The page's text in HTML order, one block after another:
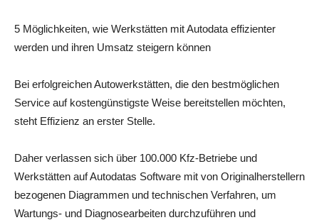
5 Möglichkeiten, wie Werkstätten mit Autodata effizienter
werden und ihren Umsatz steigern können
Bei erfolgreichen Autowerkstätten, die den bestmöglichen
Service auf kostengünstigste Weise bereitstellen möchten,
steht Effizienz an erster Stelle.
Daher verlassen sich über 100.000 Kfz-Betriebe und
Werkstätten auf Autodatas Software mit von Originalherstellern
bezogenen Diagrammen und technischen Verfahren, um
Wartungs- und Diagnosearbeiten durchzuführen und